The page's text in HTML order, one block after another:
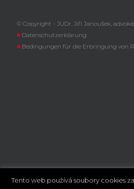
© Copyright - JUDr. Jiří Janoušek,
■ Datenschutzerklärung
■ Bedingungen für die Erbringung von
Tento web používá soubory cookies